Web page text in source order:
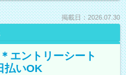
掲載日：2026.07.30
エントリーシート
払いOK